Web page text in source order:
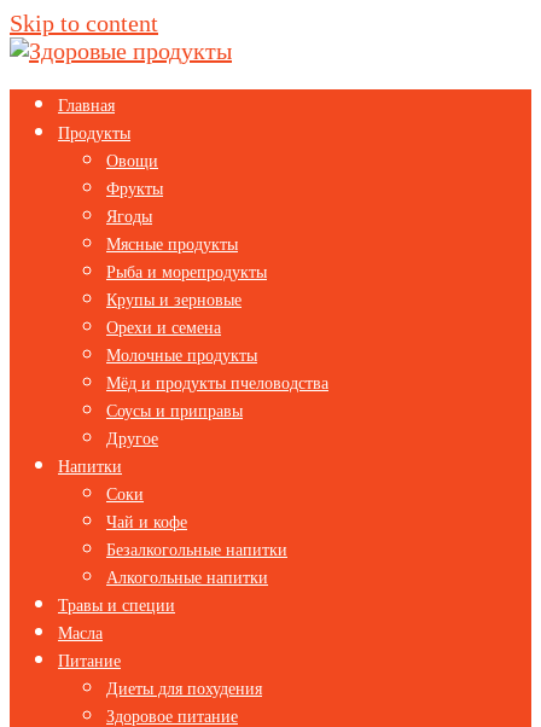
Skip to content
Главная
Продукты
Овощи
Фрукты
Ягоды
Мясные продукты
Рыба и морепродукты
Крупы и зерновые
Орехи и семена
Молочные продукты
Мёд и продукты пчеловодства
Соусы и приправы
Другое
Напитки
Соки
Чай и кофе
Безалкогольные напитки
Алкогольные напитки
Травы и специи
Масла
Питание
Диеты для похудения
Здоровое питание